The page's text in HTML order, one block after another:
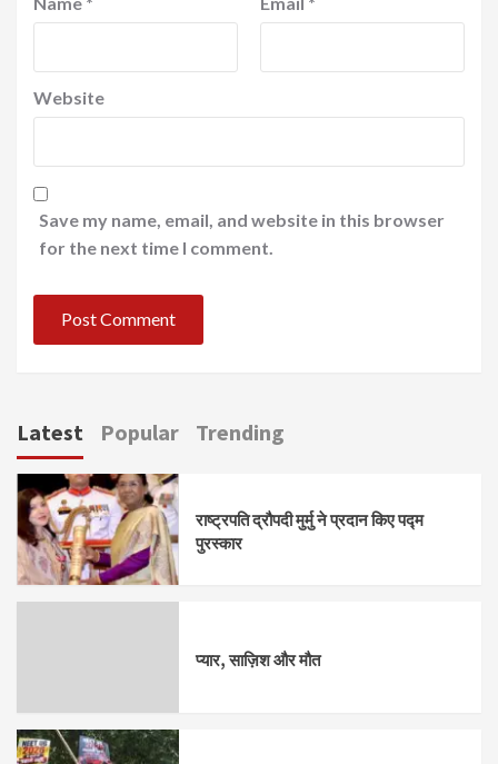
Website
Save my name, email, and website in this browser
for the next time I comment.
Latest Popular Trending
राष्ट्रपति द्रौपदी मुर्मु ने प्रदान किए पद्म
पुरस्कार
प्यार, साज़िश और मौत